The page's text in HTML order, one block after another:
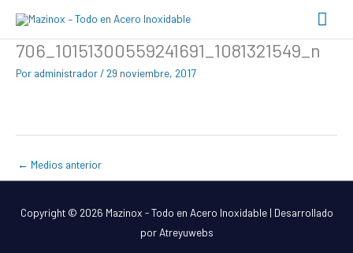
contenido
706_10151300559241691_1081321549_n
Por administrador/ 29 noviembre, 2017
← Medios anterior
Copyright © 2026 Mazinox - Todo en Acero Inoxidable| Desarrollado
por Atreyuwebs